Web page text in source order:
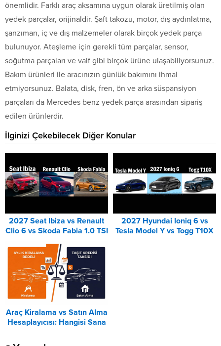
önemlidir. Farklı araç aksamına uygun olarak üretilmiş olan
yedek parçalar, orijinaldir. Şaft takozu, motor, dış aydınlatma,
şanzıman, iç ve dış malzemeler olarak birçok yedek parça
bulunuyor. Ateşleme için gerekli tüm parçalar, sensor,
soğutma parçaları ve valf gibi birçok ürüne ulaşabiliyorsunuz.
Bakım ürünleri ile aracınızın günlük bakımını ihmal
etmiyorsunuz. Balata, disk, fren, ön ve arka süspansiyon
parçaları da Mercedes benz yedek parça arasından sipariş
edilen ürünlerdir.
İlginizi Çekebilecek Diğer Konular
2027 Seat Ibiza vs Renault
Clio 6 vs Skoda Fabia 1.0 TSI
2027 Hyundai Ioniq 6 vs
Tesla Model Y vs Togg T10X
Araç Kiralama vs Satın Alma
Hesaplayıcısı: Hangisi Sana